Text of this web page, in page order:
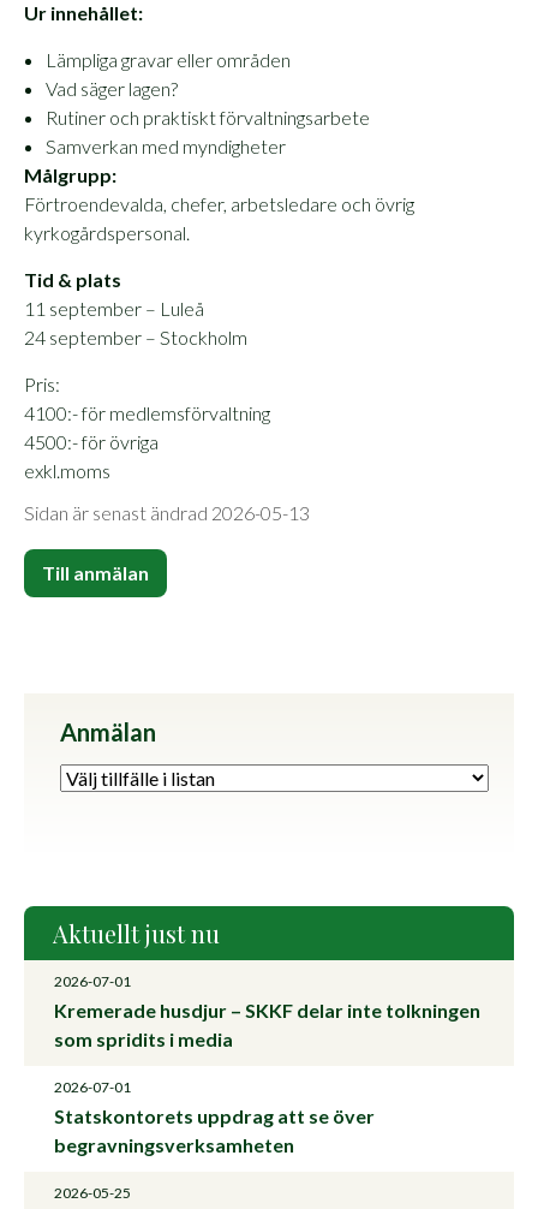
Ur innehållet:
Lämpliga gravar eller områden
Vad säger lagen?
Rutiner och praktiskt förvaltningsarbete
Samverkan med myndigheter
Målgrupp:
Förtroendevalda, chefer, arbetsledare och övrig
kyrkogårdspersonal.
Tid & plats
11 september – Luleå
24 september – Stockholm
Pris:
4100:- för medlemsförvaltning
4500:- för övriga
exkl.moms
Sidan är senast ändrad 2026-05-13
Till anmälan
Anmälan
Aktuellt just nu
2026-07-01
Kremerade husdjur – SKKF delar inte tolkningen
som spridits i media
2026-07-01
Statskontorets uppdrag att se över
begravningsverksamheten
2026-05-25